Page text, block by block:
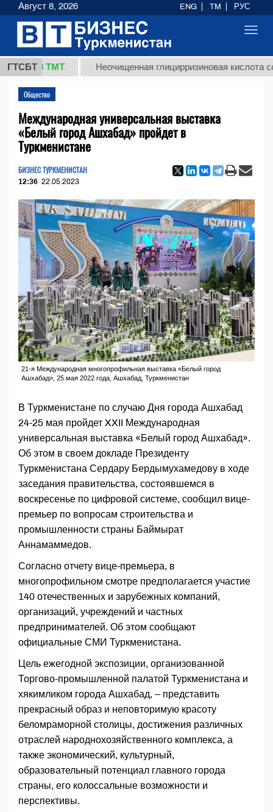
ГТСБТ
ТМТ Неочищенная глицирризиновая кислота
Общество
Международная универсальная выставка
«Белый город Ашхабад» пройдет в
Туркменистане
БИЗНЕС ТУРКМЕНИСТАН
12:36 22.05.2023
21-я Международная многопрофильная выставка «Белый город
Ашхабад», 25 мая 2022 года, Ашхабад, Туркменистан
В Туркменистане по случаю Дня города Ашхабад
24-25 мая пройдет XXII Международная
универсальная выставка «Белый город Ашхабад».
Об этом в своем докладе Президенту
Туркменистана Сердару Бердымухамедову в ходе
заседания правительства, состоявшемся в
воскресенье по цифровой системе, сообщил вице-
премьер по вопросам строительства и
промышленности страны Баймырат
Аннамаммедов.
Согласно отчету вице-премьера, в
многопрофильном смотре предполагается участие
140 отечественных и зарубежных компаний,
организаций, учреждений и частных
предпринимателей. Об этом сообщают
официальные СМИ Туркменистана.
Цель ежегодной экспозиции, организованной
Торгово-промышленной палатой Туркменистана и
хякимликом города Ашхабад, – представить
прекрасный образ и неповторимую красоту
беломраморной столицы, достижения различных
отраслей народнохозяйственного комплекса, а
также экономический, культурный,
образовательный потенциал главного города
страны, его колоссальные возможности и
перспективы.
Август 8, 2026 ENG TM РУС